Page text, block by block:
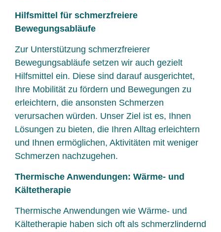
Hilfsmittel für schmerzfreiere
Bewegungsabläufe
Zur Unterstützung schmerzfreierer
Bewegungsabläufe setzen wir auch gezielt
Hilfsmittel ein. Diese sind darauf ausgerichtet,
Ihre Mobilität zu fördern und Bewegungen zu
erleichtern, die ansonsten Schmerzen
verursachen würden. Unser Ziel ist es, Ihnen
Lösungen zu bieten, die Ihren Alltag erleichtern
und Ihnen ermöglichen, Aktivitäten mit weniger
Schmerzen nachzugehen.
Thermische Anwendungen: Wärme- und
Kältetherapie
Thermische Anwendungen wie Wärme- und
Kältetherapie haben sich oft als schmerzlindernd